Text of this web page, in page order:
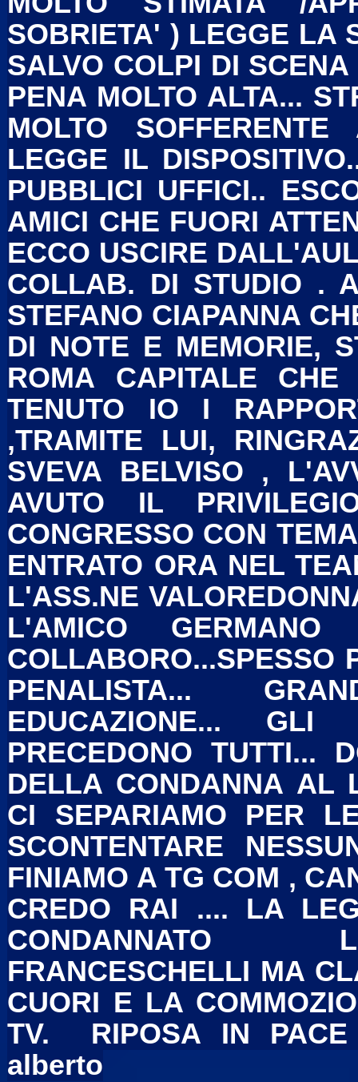
SOBRIETA' ) LEGGE LA
SALVO COLPI DI
PENA MOLTO ALTA...
MOLTO
LEGGE IL
PUBBLICI UFFICI..
AMICI CHE FUORI
ECCO USCIRE
COLLAB. DI STUDIO .
STEFANO CIAPANNA
DI NOTE E MEMORIE,
ROMA CAPITALE
TENUTO IO I
,TRAMITE LUI,
SVEVA BELVISO ,
AVUTO IL
CONGRESSO CON
ENTRATO ORA NEL
L'ASS.NE
L'AMICO
COLLABORO...SPESSO
PENALISTA...
EDUCAZIONE... GLI
PRECEDONO TUTTI...
DELLA CONDANNA AL
CI SEPARIAMO PER
SCONTENTARE
FINIAMO A TG COM ,
CREDO RAI .... LA
CONDANNATO
FRANCESCHELLI MA
CUORI E LA
TV. RIPOSA IN PACE
alberto